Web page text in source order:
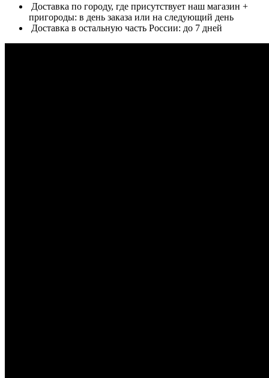
Доставка по городу, где присутствует наш магазин +
пригороды: в день заказа или на следующий день
Доставка в остальную часть России: до 7 дней